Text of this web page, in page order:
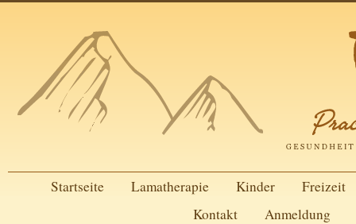
Startseite Lamatherapie Kinder
Freizeit
Kontakt
Anmeldung